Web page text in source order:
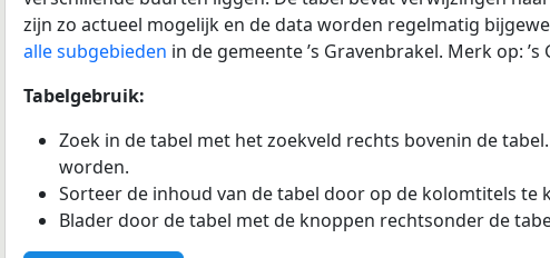
zijn zo actueel mogelijk en de data worden regelmatig
alle subgebieden in de gemeente ’s Gravenbrakel. Merk op:
Tabelgebruik:
Zoek in de tabel met het zoekveld rechts bovenin de
worden.
Sorteer de inhoud van de tabel door op de kolomtitels te
Blader door de tabel met de knoppen rechtsonder de